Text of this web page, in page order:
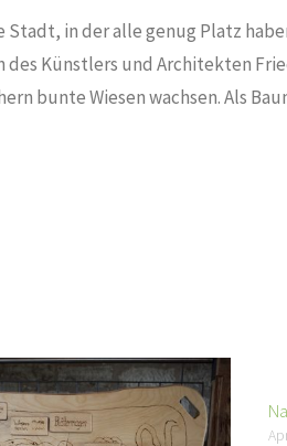
in der alle genug Platz
Künstlers und Architekten
bunte Wiesen wachsen. Als